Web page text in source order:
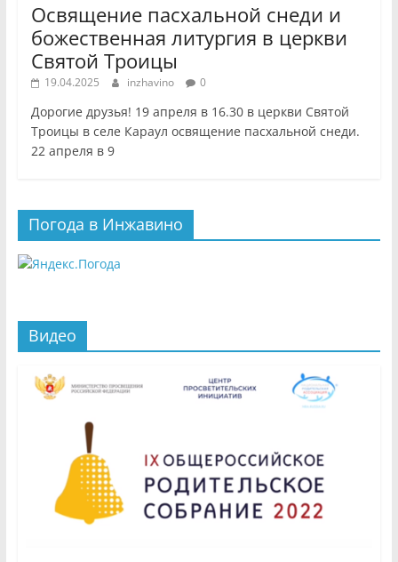
Освящение пасхальной снеди и
божественная литургия в церкви
Святой Троицы
19.04.2025 inzhavino 0
Дорогие друзья! 19 апреля в 16.30 в церкви Святой
Троицы в селе Караул освящение пасхальной снеди.
22 апреля в 9
Погода в Инжавино
Видео